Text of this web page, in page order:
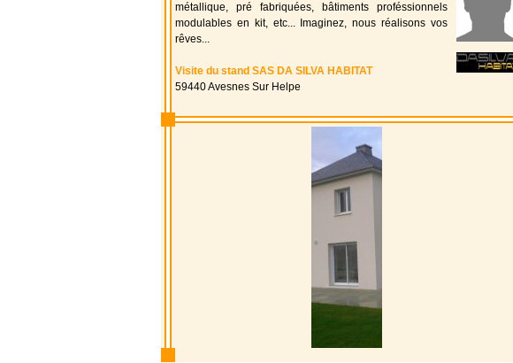
métallique, pré fabriquées, bâtiments proféssionnels
modulables en kit, etc... Imaginez, nous réalisons vos
rêves...
Visite du stand SAS DA SILVA HABITAT
59440 Avesnes Sur Helpe